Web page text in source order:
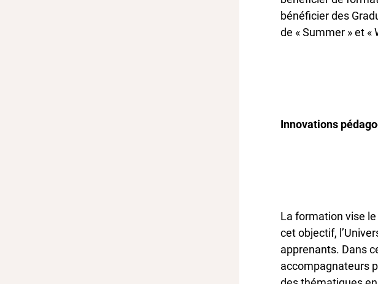
bénéficier des
de « Summer » et
Innovations
La formation vise
cet objectif,
apprenants. Dans
accompagnateurs